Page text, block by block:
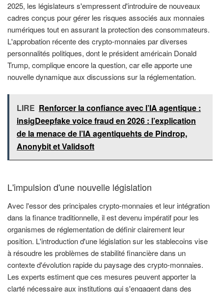
2025, les législateurs s'empressent d'introduire de nouveaux
cadres conçus pour gérer les risques associés aux monnaies
numériques tout en assurant la protection des consommateurs.
L'approbation récente des crypto-monnaies par diverses
personnalités politiques, dont le président américain Donald
Trump, complique encore la question, car elle apporte une
nouvelle dynamique aux discussions sur la réglementation.
LIRE Renforcer la confiance avec l’IA agentique :
insigDeepfake voice fraud en 2026 : l’explication
de la menace de l’IA agentiquehts de Pindrop,
Anonybit et Validsoft
L'impulsion d'une nouvelle législation
Avec l'essor des principales crypto-monnaies et leur intégration
dans la finance traditionnelle, il est devenu impératif pour les
organismes de réglementation de définir clairement leur
position. L'introduction d'une législation sur les stablecoins vise
à résoudre les problèmes de stabilité financière dans un
contexte d'évolution rapide du paysage des crypto-monnaies.
Les experts estiment que ces mesures peuvent apporter la
clarté nécessaire aux institutions qui s'engagent dans des